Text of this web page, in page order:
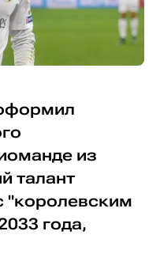
из
талант
"королевским
года,